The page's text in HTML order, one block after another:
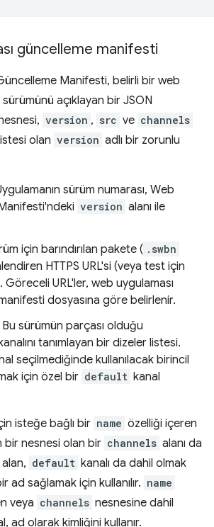
güncelleme manifesti
Manifesti, belirli bir web
sürümünü açıklayan bir JSON
version , src ve channels
olan version adlı bir zorunlu
sürüm numarası, Web
version alanı ile
için barındırılan pakete ( .swbn
HTTPS URL'si (veya test için
Göreceli URL'ler, web uygulaması
dosyasına göre belirlenir.
sürümün parçası olduğu
tanımlayan bir dizeler listesi.
seçilmediğinde kullanılacak birincil
için özel bir default kanal
isteğe bağlı bir name özelliği içeren
bir nesnesi olan bir channels alanı da
default kanalı da dahil olmak
ad sağlamak için kullanılır. name
veya channels nesnesine dahil
ad olarak kimliğini kullanır.